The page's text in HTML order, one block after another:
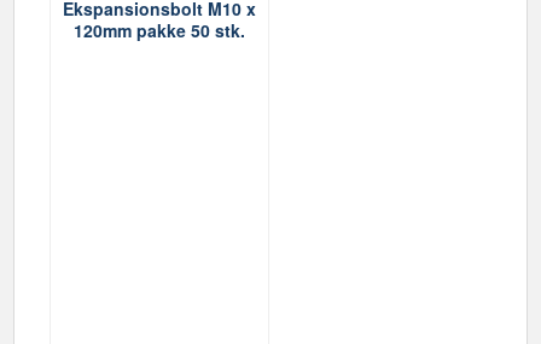
Ekspansionsbolt M10 x
120mm pakke 50 stk.